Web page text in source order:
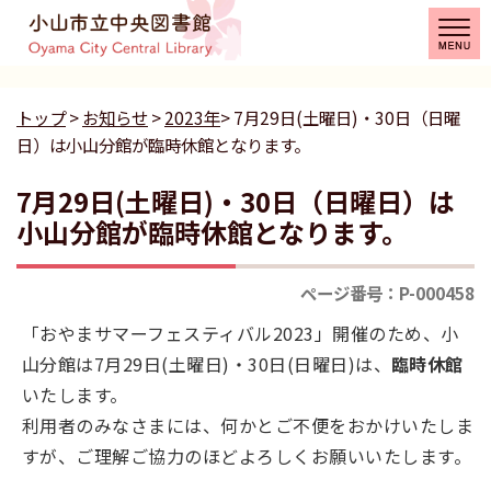
トップ>お知らせ>2023年> 7月29日(土曜日)・30日（日曜
日）は小山分館が臨時休館となります。
7月29日(土曜日)・30日（日曜日）は
小山分館が臨時休館となります。
ページ番号：P-000458
「おやまサマーフェスティバル2023」開催のため、小
山分館は7月29日(土曜日)・30日(日曜日)は、 臨時休館
いたします。
利用者のみなさまには、何かとご不便をおかけいたしま
すが、ご理解ご協力のほどよろしくお願いいたします。